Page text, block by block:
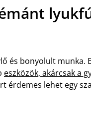
és bonyolult munka.
eszközök, akárcsak a
érdemes lehet egy